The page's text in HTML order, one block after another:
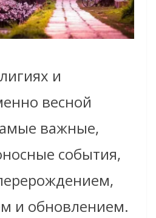
и
весной
важные,
события,
и обновлением.